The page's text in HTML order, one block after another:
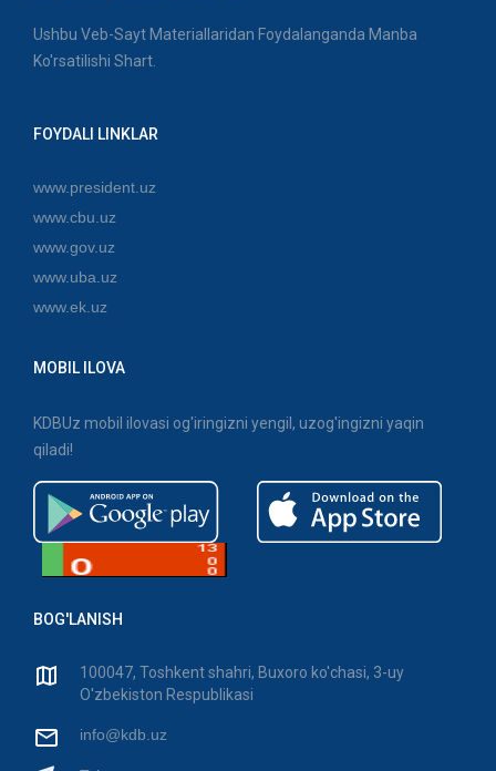
Ushbu Veb-Sayt Materiallaridan Foydalanganda Manba
Ko'rsatilishi Shart.
FOYDALI LINKLAR
www.president.uz
www.cbu.uz
www.gov.uz
www.uba.uz
www.ek.uz
MOBIL ILOVA
KDBUz mobil ilovasi og'iringizni yengil, uzog'ingizni yaqin
qiladi!
BOG'LANISH
100047, Toshkent shahri, Buxoro ko'chasi, 3-uy
O'zbekiston Respublikasi
info@kdb.uz